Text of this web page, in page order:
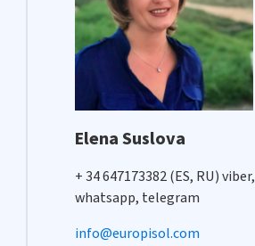
Elena Suslova
+ 34 647173382 (ES, RU) viber,
whatsapp, telegram
info@europisol.com